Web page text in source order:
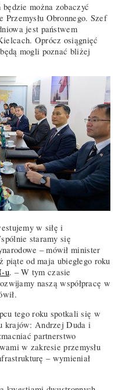
można zobaczyć
Obronnego. Szef
jest państwem
Oprócz osiągnięć
mogli poznać bliżej
w siłę i
staramy się
– mówił minister
piąte od maja ubiegłego roku
u. – W tym czasie
naszą współpracę w
tego roku spotkali się w
krajów: Andrzej Duda i
partnerstwo
w zakresie przemysłu
– wymieniał